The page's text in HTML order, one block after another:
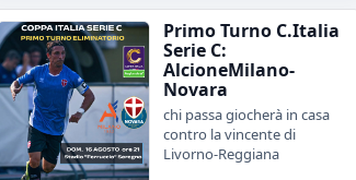
Primo Turno C.Italia
Serie C:
AlcioneMilano-
Novara
chi passa giocherà in casa
contro la vincente di
Livorno-Reggiana